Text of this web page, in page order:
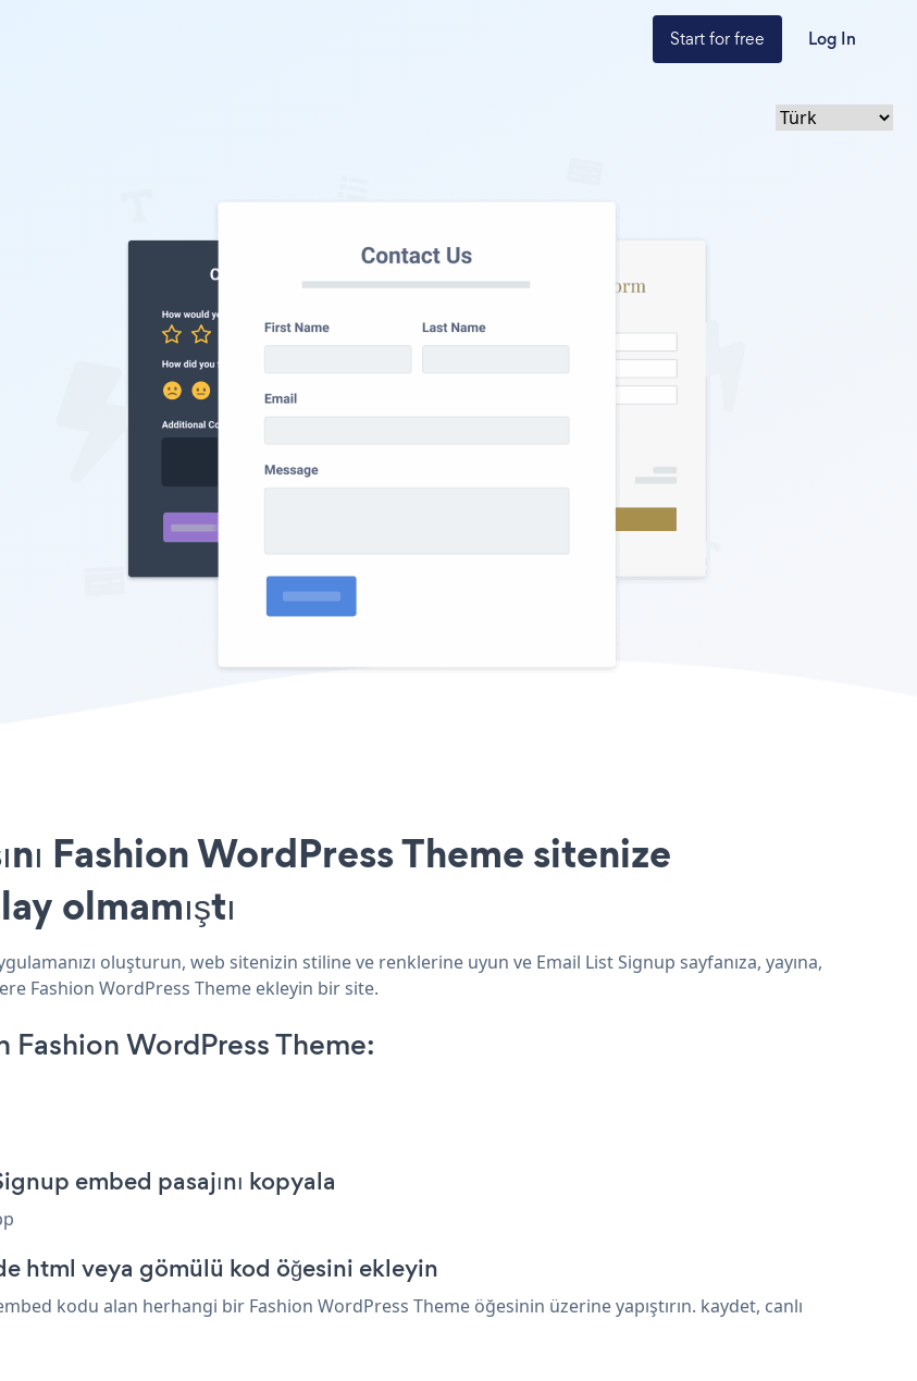
Start for free Log In
Fashion WordPress Theme sitenize
olmamıştı
oluşturun, web sitenizin stiline ve renklerine uyun ve Email List Signup sayfanıza, yayına,
Fashion WordPress Theme ekleyin bir site.
Fashion WordPress Theme:
embed pasajını kopyala
html veya gömülü kod öğesini ekleyin
kodu alan herhangi bir Fashion WordPress Theme öğesinin üzerine yapıştırın. kaydet, canlı